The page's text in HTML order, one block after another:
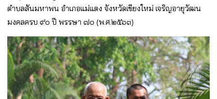
ตำบลสันมหาพน อำเภอแม่แตง จังหวัดเชียงใหม่ เจริญอายุวัฒน
มงคลครบ ๙๐ ปี พรรษา ๗๐ (พ.ศ.๒๕๖๓)